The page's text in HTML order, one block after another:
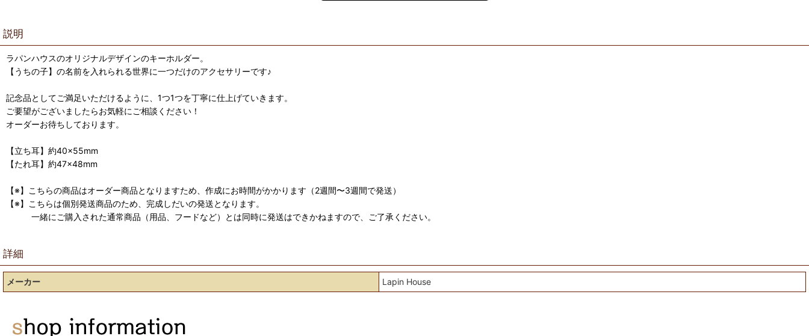
説明
ラパンハウスのオリジナルデザインのキーホルダー。
【うちの子】の名前を入れられる世界に一つだけのアクセサリーです♪
記念品としてご満足いただけるように、1つ1つを丁寧に仕上げていきます。
ご要望がございましたらお気軽にご相談ください！
オーダーお待ちしております。
【立ち耳】約40×55mm
【たれ耳】約47×48mm
【※】こちらの商品はオーダー商品となりますため、作成にお時間がかかります（2週間〜3週間で発送）
【※】こちらは個別発送商品のため、完成しだいの発送となります。
一緒にご購入された通常商品（用品、フードなど）とは同時に発送はできかねますので、ご了承ください。
詳細
メーカー Lapin House